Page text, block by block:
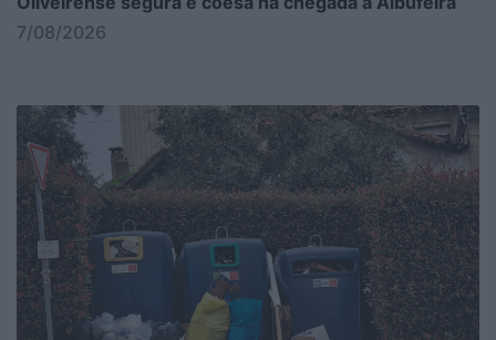
7/08/2026